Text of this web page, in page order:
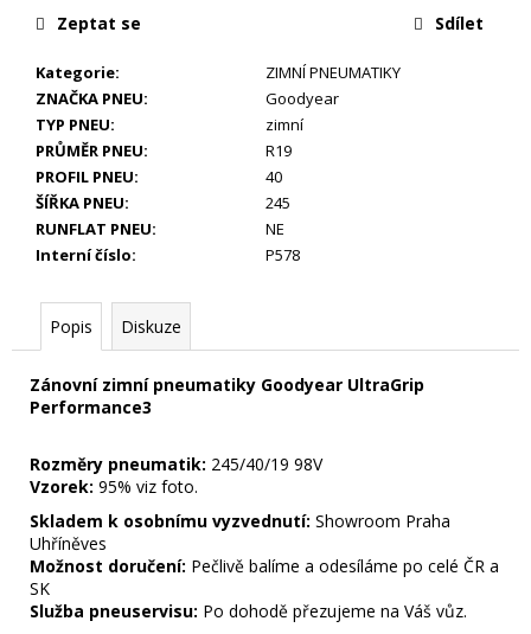
Kategorie:
ZIMNÍ PNEUMATIKY
ZNAČKA PNEU:
Goodyear
TYP PNEU:
zimní
PRŮMĚR PNEU:
R19
PROFIL PNEU:
40
ŠÍŘKA PNEU:
245
RUNFLAT PNEU:
NE
Interní číslo: P578
Zeptat se Sdílet
Popis Diskuze
Zánovní zimní pneumatiky Goodyear UltraGrip
Performance3
Rozměry pneumatik: 245/40/19 98V
Vzorek: 95% viz foto.
Skladem k osobnímu vyzvednutí: Showroom Praha
Uhříněves
Možnost doručení: Pečlivě balíme a odesíláme po celé ČR a
SK
Služba pneuservisu: Po dohodě přezujeme na Váš vůz.